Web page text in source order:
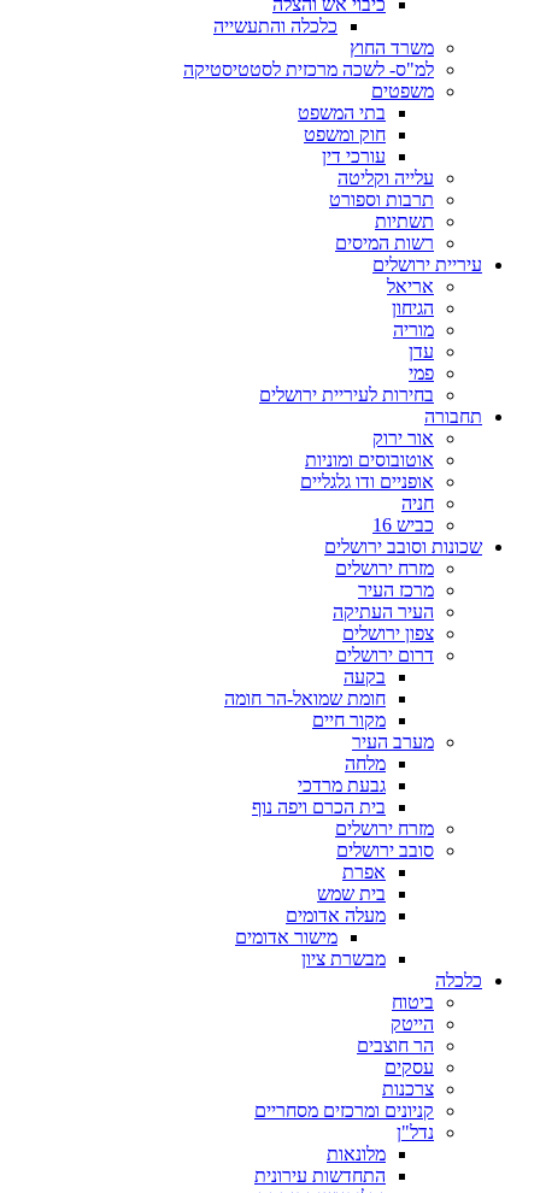
כיבוי אש והצלה
כלכלה והתעשייה
משרד החוץ
למ"ס- לשכה מרכזית לסטטיסטיקה
משפטים
בתי המשפט
חוק ומשפט
עורכי דין
עלייה וקליטה
תרבות וספורט
תשתיות
רשות המיסים
עיריית ירושלים
אריאל
הגיחון
מוריה
עדן
פמי
בחירות לעיריית ירושלים
תחבורה
אור ירוק
אוטובוסים ומוניות
אופניים ודו גלגליים
חניה
כביש 16
שכונות וסובב ירושלים
מזרח ירושלים
מרכז העיר
העיר העתיקה
צפון ירושלים
דרום ירושלים
בקעה
חומת שמואל-הר חומה
מקור חיים
מערב העיר
מלחה
גבעת מרדכי
בית הכרם ויפה נוף
מזרח ירושלים
סובב ירושלים
אפרת
בית שמש
מעלה אדומים
מישור אדומים
מבשרת ציון
כלכלה
ביטוח
הייטק
הר חוצבים
עסקים
צרכנות
קניונים ומרכזים מסחריים
נדל"ן
מלונאות
התחדשות עירונית